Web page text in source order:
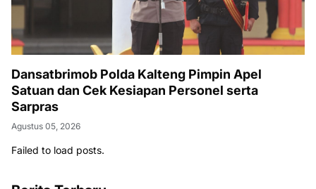
Dansatbrimob Polda Kalteng Pimpin Apel
Satuan dan Cek Kesiapan Personel serta
Sarpras
Agustus 05, 2026
Failed to load posts.